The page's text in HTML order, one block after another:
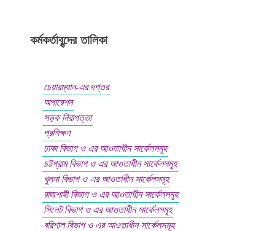
কর্মকর্তাবৃন্দের তালিকা
চেয়ারম্যান-এর দপ্তর
অপারেশন
সড়ক নিরাপত্তা
প্রশিক্ষণ
ঢাকা বিভাগ ও এর আওতাধীন সার্কেলসমূহ
চট্টগ্রাম বিভাগ ও এর আওতাধীন সার্কেলসমূহ
খুলনা বিভাগ ও এর আওতাধীন সার্কেলসমূহ
রাজশাহী বিভাগ ও এর আওতাধীন সার্কেলসমূহ
সিলেট বিভাগ ও এর আওতাধীন সার্কেলসমূহ
বরিশাল বিভাগ ও এর আওতাধীন সার্কেলসমূহ